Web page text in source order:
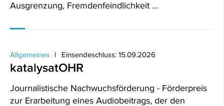
Ausgrenzung, Fremdenfeindlichkeit …
Allgemeines Einsendeschluss: 15.09.2026
katalysatOHR
Journalistische Nachwuchsförderung - Förderpreis
zur Erarbeitung eines Audiobeitrags, der den